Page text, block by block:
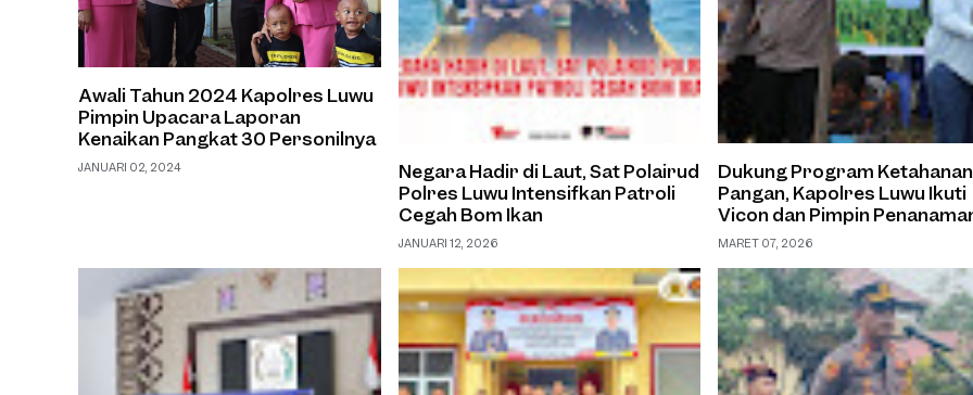
Awali Tahun 2024 Kapolres Luwu
Pimpin Upacara Laporan
Kenaikan Pangkat 30 Personilnya
JANUARI 02, 2024
Negara Hadir di Laut, Sat Polairud
Polres Luwu Intensifkan Patroli
Cegah Bom Ikan
JANUARI 12, 2026
Dukung Program Ketahanan
Pangan, Kapolres Luwu Ikuti
Vicon dan Pimpin
Jagung Serentak di Kamanre
MARET 07, 2026